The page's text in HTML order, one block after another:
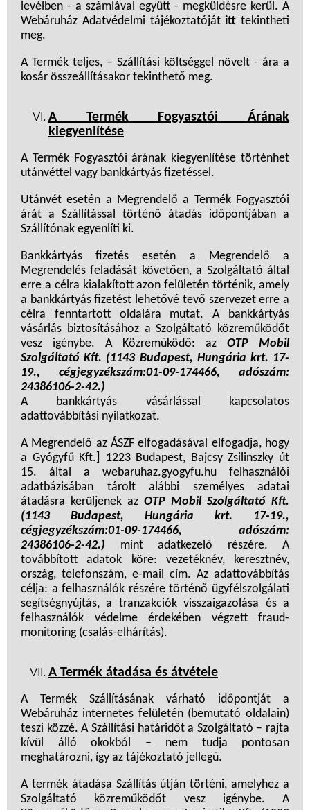
levélben - a számlával együtt - megküldésre kerül. A
Webáruház Adatvédelmi tájékoztatóját itt tekintheti
meg.
A Termék teljes, – Szállítási költséggel növelt - ára a
kosár összeállításakor tekinthető meg.
A Termék Fogyasztói Árának
kiegyenlítése
A Termék Fogyasztói árának kiegyenlítése történhet
utánvéttel vagy bankkártyás fizetéssel.
Utánvét esetén a Megrendelő a Termék Fogyasztói
árát a Szállítással történő átadás időpontjában a
Szállítónak egyenlíti ki.
Bankkártyás fizetés esetén a Megrendelő a
Megrendelés feladását követően, a Szolgáltató által
erre a célra kialakított azon felületén történik, amely
a bankkártyás fizetést lehetővé tevő szervezet erre a
célra fenntartott oldalára mutat. A bankkártyás
vásárlás biztosításához a Szolgáltató közreműködőt
vesz igénybe. A Közreműködő: az OTP Mobil
Szolgáltató Kft. (1143 Budapest, Hungária krt. 17-
19., cégjegyzékszám:01-09-174466, adószám:
24386106-2-42.)
A bankkártyás vásárlással kapcsolatos
adattovábbítási nyilatkozat.
A Megrendelő az ÁSZF elfogadásával elfogadja, hogy
a Gyógyfű Kft.] 1223 Budapest, Bajcsy Zsilinszky út
15. által a webaruhaz.gyogyfu.hu felhasználói
adatbázisában tárolt alábbi személyes adatai
átadásra kerüljenek az OTP Mobil Szolgáltató Kft.
(1143 Budapest, Hungária krt. 17-19.,
cégjegyzékszám:01-09-174466, adószám:
24386106-2-42.) mint adatkezelő részére. A
továbbított adatok köre: vezetéknév, keresztnév,
ország, telefonszám, e-mail cím. Az adattovábbítás
célja: a felhasználók részére történő ügyfélszolgálati
segítségnyújtás, a tranzakciók visszaigazolása és a
felhasználók védelme érdekében végzett fraud-
monitoring (csalás-elhárítás).
A Termék átadása és átvétele
A Termék Szállításának várható időpontját a
Webáruház internetes felületén (bemutató oldalain)
teszi közzé. A Szállítási határidőt a Szolgáltató – rajta
kívül álló okokból – nem tudja pontosan
meghatározni, így az tájékoztató jellegű.
A termék átadása Szállítás útján történi, amelyhez a
Szolgáltató közreműködőt vesz igénybe. A